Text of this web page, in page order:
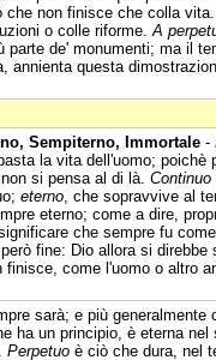
che non finisce che colla
o colle riforme. A
parte de' monumenti; ma il
questa
Sempiterno, Immortale -
la vita dell'uomo;
si pensa al di là. Continuo
eterno , che sopravvive al
eterno; come a dire,
che sempre fu
fine: Dio allora si direbbe
finisce, come l'uomo o altro
sarà; e più
ha un principio, è eterna
Perpetuo è ciò che dura, nel